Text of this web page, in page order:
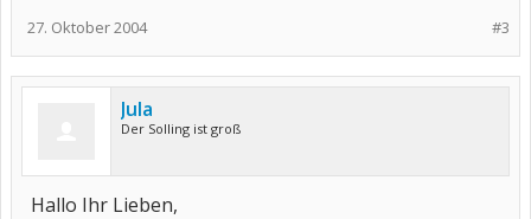
#3
27. Oktober 2004
Jula
Der Solling ist groß
Hallo Ihr Lieben,